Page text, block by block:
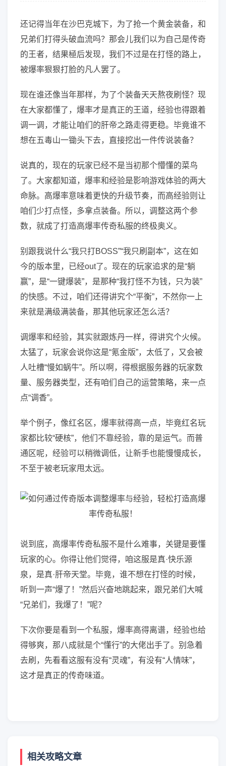
还记得当年在沙巴克城下，为了抢一个黄金装备，和
兄弟们打得头破血流吗？那会儿我们以为自己是传奇
的王者，结果極后发现，我们不过是在打怪的路上，
被爆率狠狠打脸的凡人罢了。
现在谁还像当年那样，为了个装备天天熬夜刷怪？现
在大家都懂了，爆率才是真正的王道，经验也得跟着
调一调，才能让咱们的肝帝之路走得更稳。毕竟谁不
想在五毒山一锄头下去，直接挖出一件传说装备？
说真的，现在的玩家已经不是当初那个懵懂的菜鸟
了。大家都知道，爆率和经验是影响游戏体验的两大
命脉。高爆率意味着更快的升级节奏，而高经验则让
咱们少打点怪，多拿点装备。所以，调整这两个参
数，就成了打造高爆率传奇私服的终极奥义。
别跟我说什么“我只打BOSS”“我只刷副本”，这在如
今的版本里，已经out了。现在的玩家追求的是“躺
赢”，是“一键爆装”，是那种“我打怪不为钱，只为装”
的快感。不过，咱们还得讲究个“平衡”，不然你一上
来就是满级满装备，那其他玩家还怎么活？
调爆率和经验，其实就跟炼丹一样，得讲究个火候。
太猛了，玩家会说你这是“氪金版”，太低了，又会被
人吐槽“慢如蜗牛”。所以啊，得根据服务器的玩家数
量、服务器类型，还有咱们自己的运营策略，来一点
点“调香”。
举个例子，像红名区，爆率就得高一点，毕竟红名玩
家都比较“硬核”，他们不靠经验，靠的是运气。而普
通区呢，经验可以稍微调低，让新手也能慢慢成长，
不至于被老玩家甩太远。
说到底，高爆率传奇私服不是什么难事，关键是要懂
玩家的心。你得让他们觉得，咱这服是真·快乐源
泉，是真·肝帝天堂。毕竟，谁不想在打怪的时候，
听到一声“爆了！”然后兴奋地跳起来，跟兄弟们大喊
“兄弟们，我爆了！”呢？
下次你要是看到一个私服，爆率高得离谱，经验也给
得够爽，那八成就是个“懂行”的大佬出手了。别急着
去刷，先看看这服有没有“灵魂”，有没有“人情味”，
这才是真正的传奇味道。
相关攻略文章